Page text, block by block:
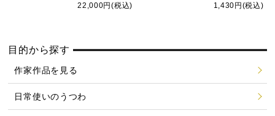
22,000円(税込) 1,430円(税込)
目的から探す
作家作品を見る
日常使いのうつわ